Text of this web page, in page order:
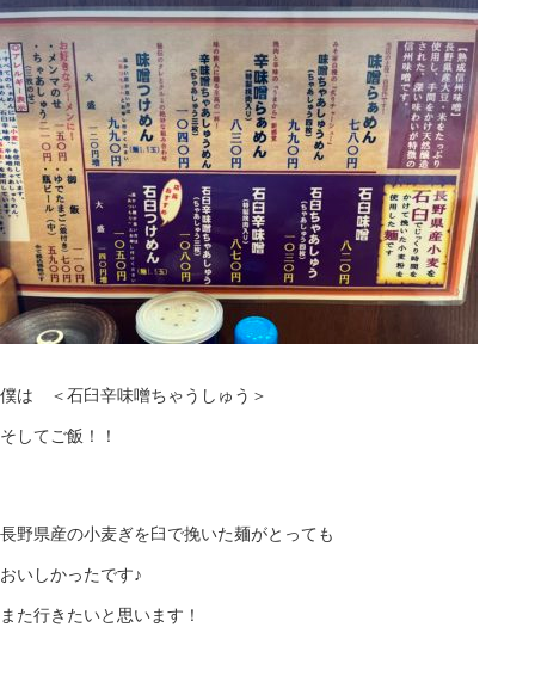
僕は ＜石臼辛味噌ちゃうしゅう＞
そしてご飯！！
長野県産の小麦ぎを臼で挽いた麺がとっても
おいしかったです♪
また行きたいと思います！